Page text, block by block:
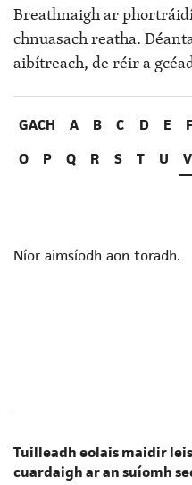
Breathnaigh ar
chnuasach reatha.
aibítreach, de réir a
GACH A B C D E F
O
P Q R S T U V
Níor aimsíodh aon toradh.
Tuilleadh eolais maidir
cuardaigh ar an suíomh